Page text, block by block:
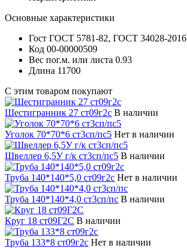
Основные характеристики
Гост ГОСТ 5781-82, ГОСТ 34028-2016
Код 00-00000509
Вес пог.м. или листа 0.93
Длина 11700
С этим товаром покупают
Шестигранник 27 ст09г2с В наличии
Уголок 70*70*6 cт3сп/пс5 Нет в наличии
Швеллер 6,5У г/к ст3сп/пс5 В наличии
Труба 140*140*5,0 ст09г2с Нет в наличии
Труба 140*140*4,0 ст3сп/пс В наличии
Круг 18 ст09Г2С В наличии
Труба 133*8 ст09г2с Нет в наличии